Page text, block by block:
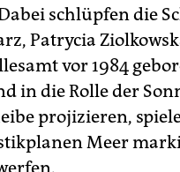
schlüpfen die
Patrycia
vor 1984
in die Rolle der
projizieren,
Meer